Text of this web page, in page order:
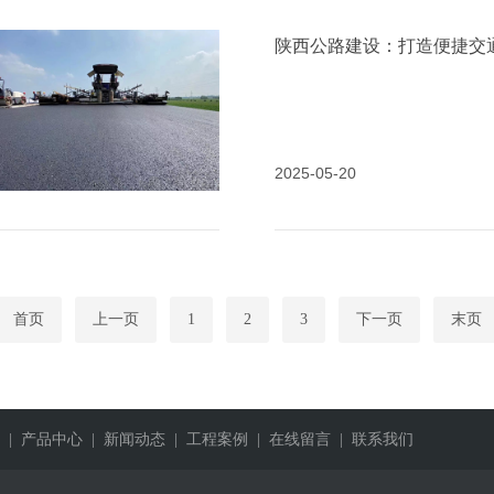
陕西公路建设：打造便捷交
2025-05-20
首页 上一页 1 2 3 下一页 末页
| 产品中心| 新闻动态| 工程案例 | 在线留言| 联系我们